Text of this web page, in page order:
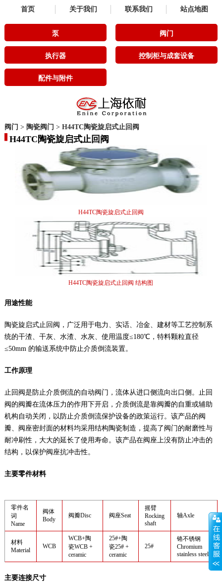
首页 关于我们 联系我们 站点地图
泵 阀门
执行器 控制柜与成套设备
配件与附件
阀门 > 陶瓷阀门 > H44TC陶瓷旋启式止回阀
H44TC陶瓷旋启式止回阀
H44TC陶瓷旋启式止回阀
H44TC陶瓷旋启式止回阀 结构图
用途性能
陶瓷旋启式止回阀，广泛用于电力、实话、冶金、建材等工艺控制系
统的干渣、干灰、水渣、水灰、使用温度≤180℃，特料颗粒直径
≤50mm 的输送系统中防止介质倒流装置。
工作原理
止回阀是防止介质倒流的自动阀门，流体从进口侧流向出口侧。止回
阀的阀瓣在流体压力的作用下开启，介质倒流是靠阀瓣的自重或辅助
机构自动关闭，以防止介质倒流保护设备的政策运行。该产品的阀
瓣、阀座密封面的材料均采用结构陶瓷制造，提高了阀门的耐磨性与
耐冲刷性，大大的延长了使用寿命。该产品在阀座上没有防止冲击的
结构，以保护阀座抗冲击性。
主要零件材料
零件名
词
Name
阀体
Body
阀瓣Disc 阀座Seat
摇臂
Rocking
shaft
轴Axle
材料
Material
WCB
WCB+陶
瓷WCB +
ceramic
25#+陶
瓷25# +
ceramic
25#
铬不锈钢
Chromium
stainless steel
主要连接尺寸